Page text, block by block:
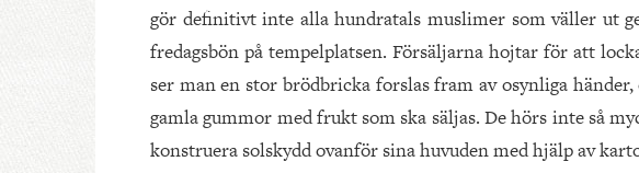
gör definitivt inte alla hundratals muslimer som väller ut
fredagsbön på tempelplatsen. Försäljarna hojtar för att
ser man en stor brödbricka forslas fram av osynliga
gamla gummor med frukt som ska säljas. De hörs inte så
konstruera solskydd ovanför sina huvuden med hjälp av